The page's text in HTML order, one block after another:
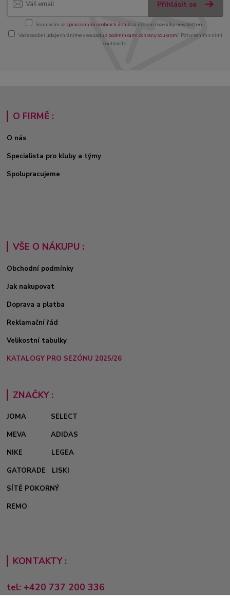
Přihlásit se
Souhlasím se zpracováním osobních údajůza účelem rozesílky newsletteru.
Vaše osobní údaje chráníme v souladu s podmínkami ochrany soukromí. Potvrzením s nimi
souhlasíte.
O FIRMĚ :
O nás
Specialista pro kluby a týmy
Spolupracujeme
VŠE O NÁKUPU :
Obchodní podmínky
Jak nakupovat
Doprava a platba
Reklamační řád
Velikostní tabulky
KATALOGY PRO SEZÓNU 2025/26
ZNAČKY :
JOMA
SELECT
MEVA
ADIDAS
NIKE
LEGEA
GATORADE
LISKI
SÍTĚ POKORNÝ
REMO
KONTAKTY :
tel: +420 737 200 336